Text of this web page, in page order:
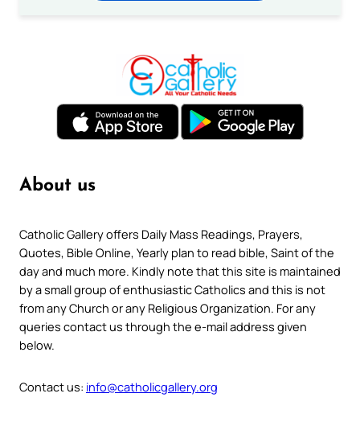
About us
Catholic Gallery offers Daily Mass Readings, Prayers,
Quotes, Bible Online, Yearly plan to read bible, Saint of the
day and much more. Kindly note that this site is maintained
by a small group of enthusiastic Catholics and this is not
from any Church or any Religious Organization. For any
queries contact us through the e-mail address given
below.
Contact us: info@catholicgallery.org